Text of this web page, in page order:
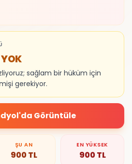
sağlam bir hüküm için
gerekiyor.
'da Görüntüle
ŞU AN
900TL
EN YÜKSEK
900TL